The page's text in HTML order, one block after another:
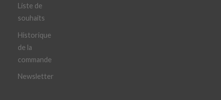
Liste de
souhaits
Historique
de la
commande
Newsletter